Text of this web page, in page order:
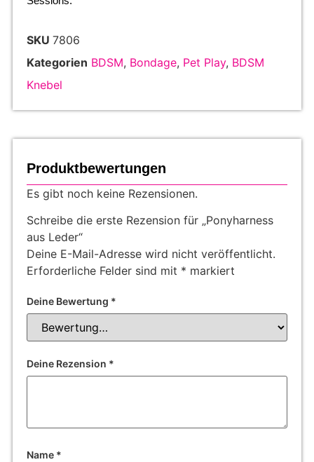
SKU 7806
Kategorien BDSM, Bondage, Pet Play, BDSM
Knebel
Produktbewertungen
Es gibt noch keine Rezensionen.
Schreibe die erste Rezension für „Ponyharness
aus Leder“
Deine E-Mail-Adresse wird nicht veröffentlicht.
Erforderliche Felder sind mit * markiert
Deine Bewertung *
Deine Rezension *
Name *